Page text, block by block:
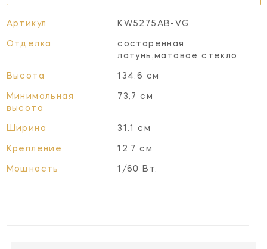
Артикул KW5275AB-VG
Отделка
состаренная
латунь,матовое стекло
Высота 134.6 см
Минимальная
высота
73,7 см
Ширина 31.1 см
Крепление 12.7 см
Мощность 1/60 Вт.